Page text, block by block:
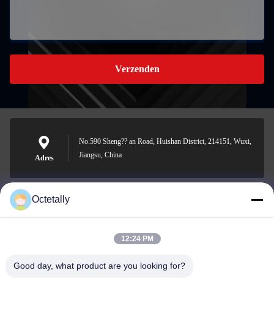
Verzenden
Adres
No.590 Sheng?? an Road, Huishan District, 214151, Wuxi,
Jiangsu, China
sales@wellleader.com
Octetally
12:24 PM
Good day, what product are you looking for?